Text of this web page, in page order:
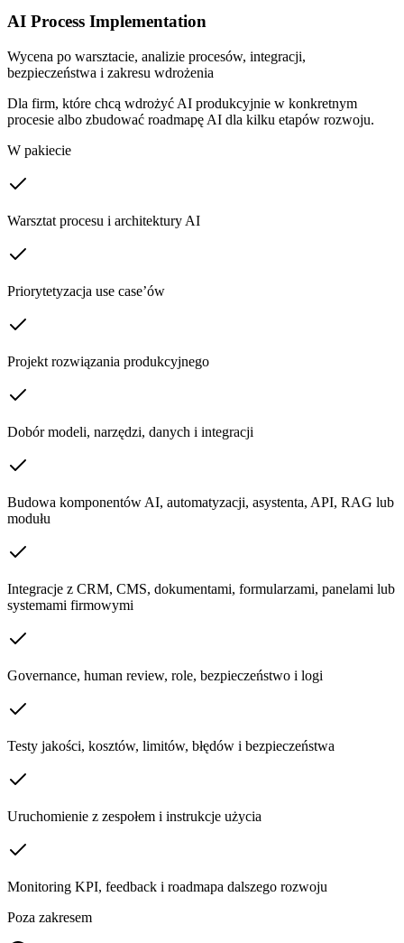
AI Process Implementation
Wycena po warsztacie, analizie procesów, integracji,
bezpieczeństwa i zakresu wdrożenia
Dla firm, które chcą wdrożyć AI produkcyjnie w konkretnym
procesie albo zbudować roadmapę AI dla kilku etapów rozwoju.
W pakiecie
Warsztat procesu i architektury AI
Priorytetyzacja use case’ów
Projekt rozwiązania produkcyjnego
Dobór modeli, narzędzi, danych i integracji
Budowa komponentów AI, automatyzacji, asystenta, API, RAG lub
modułu
Integracje z CRM, CMS, dokumentami, formularzami, panelami lub
systemami firmowymi
Governance, human review, role, bezpieczeństwo i logi
Testy jakości, kosztów, limitów, błędów i bezpieczeństwa
Uruchomienie z zespołem i instrukcje użycia
Monitoring KPI, feedback i roadmapa dalszego rozwoju
Poza zakresem